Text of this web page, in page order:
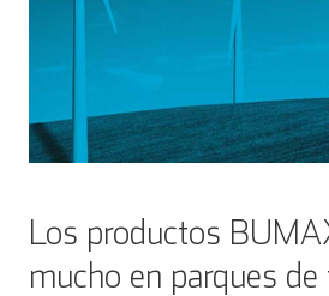
Los productos
mucho en parques